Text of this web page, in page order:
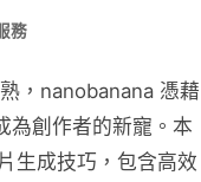
務
，nanobanana 憑藉
為創作者的新寵。本
生成技巧，包含高效